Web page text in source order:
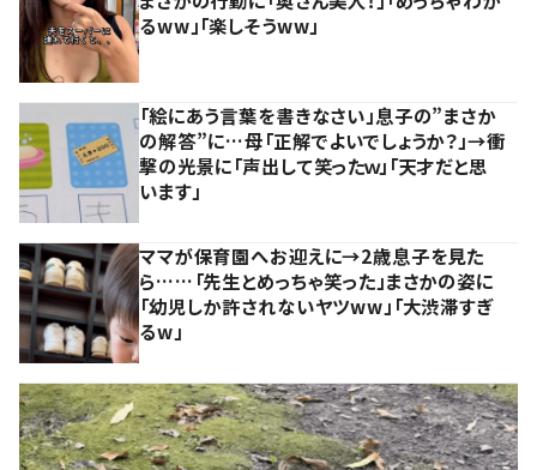
るww」「楽しそうww」
「絵にあう言葉を書きなさい」息子の”まさか
の解答”に…母「正解でよいでしょうか？」→衝
撃の光景に「声出して笑ったｗ」「天才だと思
います」
ママが保育園へお迎えに→2歳息子を見た
ら……「先生とめっちゃ笑った」まさかの姿に
「幼児しか許されないヤツww」「大渋滞すぎ
るw」